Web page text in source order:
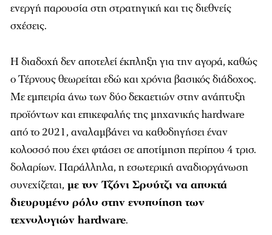
ενεργή παρουσία στη στρατηγική και τις διεθνείς
σχέσεις.
Η διαδοχή δεν αποτελεί έκπληξη για την αγορά, καθώς
ο Τέρνους θεωρείται εδώ και χρόνια βασικός διάδοχος.
Με εμπειρία άνω των δύο δεκαετιών στην ανάπτυξη
προϊόντων και επικεφαλής της μηχανικής hardware
από το 2021, αναλαμβάνει να καθοδηγήσει έναν
κολοσσό που έχει φτάσει σε αποτίμηση περίπου 4 τρισ.
δολαρίων. Παράλληλα, η εσωτερική αναδιοργάνωση
συνεχίζεται, με τον Τζόνι Σρούτζι να αποκτά
διευρυμένο ρόλο στην ενοποίηση των
τεχνολογιών hardware.